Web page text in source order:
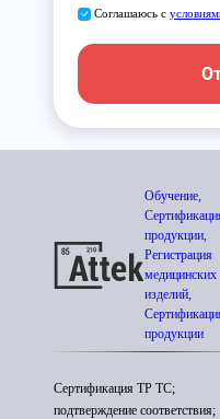
Соглашаюсь с
Обучение,
продукции,
Регистрация
медицинских
изделий,
продукции
Сертификация ТР ТС;
подтверждение соответствия;